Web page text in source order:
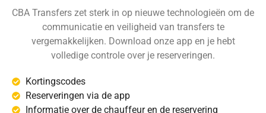
CBA Transfers zet sterk in op nieuwe technologieën om de
communicatie en veiligheid van transfers te
vergemakkelijken. Download onze app en je hebt
volledige controle over je reserveringen.
Kortingscodes
Reserveringen via de app
Informatie over de chauffeur en de reservering